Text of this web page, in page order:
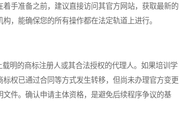
手准备之前，建议直接访问其官方网站，获取最新的
，能确保您的所有操作都在法定轨道上进行。
的商标注册人或其合法授权的代理人。如果培训学
权已通过合同等方式发生转移，但尚未办理官方变更
件。确认申请主体资格，是避免后续程序争议的基